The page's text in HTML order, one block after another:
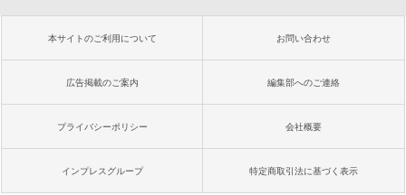
本サイトのご利用について お問い合わせ
広告掲載のご案内 編集部へのご連絡
プライバシーポリシー 会社概要
インプレスグループ 特定商取引法に基づく表示